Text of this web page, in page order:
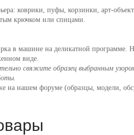
коврики, пуфы, корзинки, арт-
крючком или спицами.
в машине на деликатной программе.
виде.
свяжите образец выбранным
на нашем форуме (образцы, модели,